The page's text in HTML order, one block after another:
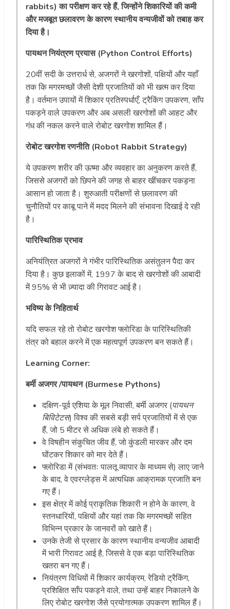
rabbits) का परीक्षण कर रहे हैं, जिन्होंने शिकारियों की कमी
और मजबूत छलावरण के कारण स्थानीय वन्यजीवों को तबाह कर
दिया है।
पायथन नियंत्रण प्रयास (Python Control Efforts)
20वीं सदी के उत्तरार्ध से, अजगरों ने खरगोशों, पक्षियों और यहाँ
तक कि मगरमच्छों जैसी देशी प्रजातियों को भी खत्म कर दिया
है। वर्तमान उपायों में शिकार प्रतिस्पर्धाएँ, ट्रैकिंग उपकरण, साँप
पकड़ने वाले उपकरण और अब असली खरगोशों की आहट और
गंध की नकल करने वाले रोबोट खरगोश शामिल हैं।
रोबोट खरगोश रणनीति (Robot Rabbit Strategy)
ये उपकरण शरीर की ऊष्मा और व्यवहार का अनुकरण करते हैं,
जिससे अजगरों को छिपने की जगह से बाहर खींचकर पकड़ना
आसान हो जाता है। शुरुआती परीक्षणों से छलावरण की
चुनौतियों पर काबू पाने में मदद मिलने की संभावना दिखाई दे रही
है।
पारिस्थितिक प्रभाव
अनियंत्रित अजगरों ने गंभीर पारिस्थितिक असंतुलन पैदा कर
दिया है। कुछ इलाकों में, 1997 के बाद से खरगोशों की आबादी
में 95% से भी ज़्यादा की गिरावट आई है।
भविष्य के निहितार्थ
यदि सफल रहे तो रोबोट खरगोश फ्लोरिडा के पारिस्थितिकी
तंत्र को बहाल करने में एक महत्वपूर्ण उपकरण बन सकते हैं।
Learning Corner:
बर्मी अजगर /पायथन (Burmese Pythons)
दक्षिण-पूर्व एशिया के मूल निवासी, बर्मी अजगर (पायथन
बिविटेटस) विश्व की सबसे बड़ी सर्प प्रजातियों में से एक
हैं, जो 5 मीटर से अधिक लंबे हो सकते हैं।
वे विषहीन संकुचित जीव हैं, जो कुंडली मारकर और दम
घोंटकर शिकार को मार देते हैं।
फ्लोरिडा में (संभवतः पालतू व्यापार के माध्यम से) लाए जाने
के बाद, वे एवरग्लेड्स में अत्यधिक आक्रामक प्रजाति बन
गए हैं।
इस क्षेत्र में कोई प्राकृतिक शिकारी न होने के कारण, वे
स्तनधारियों, पक्षियों और यहां तक कि मगरमच्छों सहित
विभिन्न प्रकार के जानवरों को खाते हैं।
उनके तेजी से प्रसार के कारण स्थानीय वन्यजीव आबादी
में भारी गिरावट आई है, जिससे वे एक बड़ा पारिस्थितिक
खतरा बन गए हैं।
नियंत्रण विधियों में शिकार कार्यक्रम, रेडियो ट्रैकिंग,
प्रशिक्षित साँप पकड़ने वाले, तथा उन्हें बाहर निकालने के
लिए रोबोट खरगोश जैसे प्रयोगात्मक उपकरण शामिल हैं।